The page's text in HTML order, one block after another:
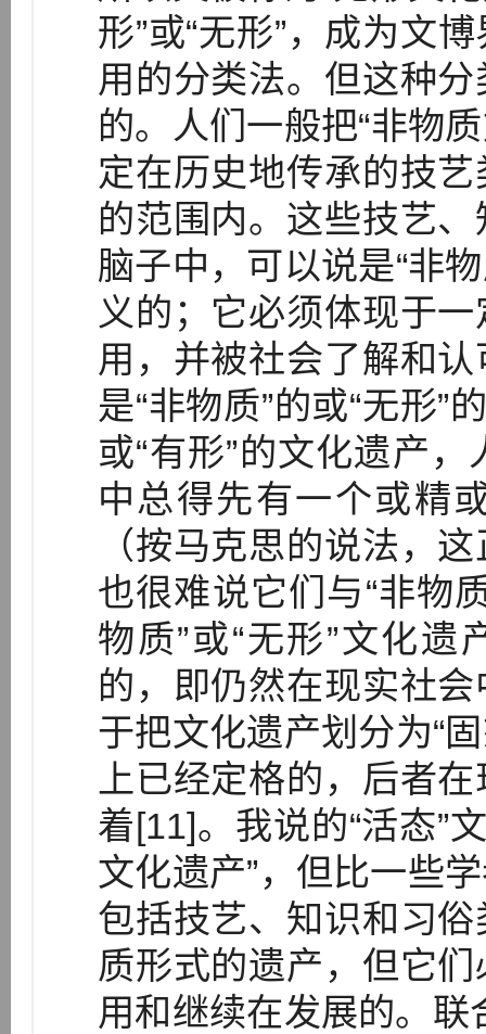
形”或“无形”，成为文
用的分类法。但这种
的。人们一般把“非物
定在历史地传承的技
的范围内。这些技艺
脑子中，可以说是“非
义的；它必须体现于
用，并被社会了解和
是“非物质”的或“无形”
或“有形”的文化遗产
中总得先有一个或精
（按马克思的说法，
也很难说它们与“非物
物质”或“无形”文化遗
的，即仍然在现实社
于把文化遗产划分为“
上已经定格的，后者
着[11]。我说的“活态”
文化遗产”，但比一些
包括技艺、知识和习
质形式的遗产，但它
用和继续在发展的。联